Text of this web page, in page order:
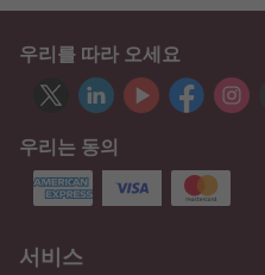
우리를 따라 오세요
우리는 동의
서비스